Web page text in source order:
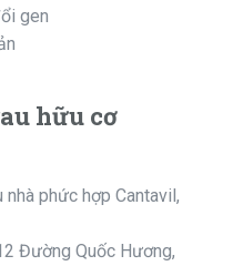
gen
hữu cơ
nhà phức hợp Cantavil,
Đường Quốc Hương,